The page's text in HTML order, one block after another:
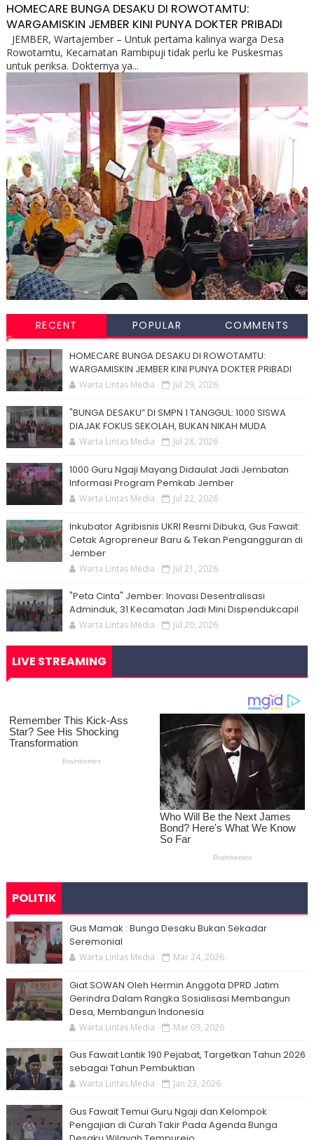
HOMECARE BUNGA DESAKU DI ROWOTAMTU:
WARGAMISKIN JEMBER KINI PUNYA DOKTER PRIBADI
JEMBER, Wartajember – Untuk pertama kalinya warga Desa
Rowotamtu, Kecamatan Rambipuji tidak perlu ke Puskesmas
untuk periksa. Dokternya ya...
RECENT POPULAR COMMENTS
HOMECARE BUNGA DESAKU DI ROWOTAMTU:
WARGAMISKIN JEMBER KINI PUNYA DOKTER PRIBADI
Warta Lintas Media Jul 29, 2026
"BUNGA DESAKU” DI SMPN 1 TANGGUL: 1000 SISWA
DIAJAK FOKUS SEKOLAH, BUKAN NIKAH MUDA
Warta Lintas Media Jul 28, 2026
1000 Guru Ngaji Mayang Didaulat Jadi Jembatan
Informasi Program Pemkab Jember
Warta Lintas Media Jul 22, 2026
Inkubator Agribisnis UKRI Resmi Dibuka, Gus Fawait:
Cetak Agropreneur Baru & Tekan Pengangguran di
Jember
Warta Lintas Media Jul 21, 2026
"Peta Cinta" Jember: Inovasi Desentralisasi
Adminduk, 31 Kecamatan Jadi Mini Dispendukcapil
Warta Lintas Media Jul 20, 2026
LIVE STREAMING
POLITIK
Gus Mamak : Bunga Desaku Bukan Sekadar
Seremonial
Warta Lintas Media Mar 24, 2026
Giat SOWAN Oleh Hermin Anggota DPRD Jatim
Gerindra Dalam Rangka Sosialisasi Membangun
Desa, Membangun Indonesia
Warta Lintas Media Mar 03, 2026
Gus Fawait Lantik 190 Pejabat, Targetkan Tahun 2026
sebagai Tahun Pembuktian
Warta Lintas Media Jan 23, 2026
Gus Fawait Temui Guru Ngaji dan Kelompok
Pengajian di Curah Takir Pada Agenda Bunga